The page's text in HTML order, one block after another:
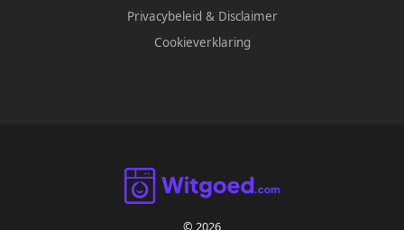
Privacybeleid & Disclaimer
Cookieverklaring